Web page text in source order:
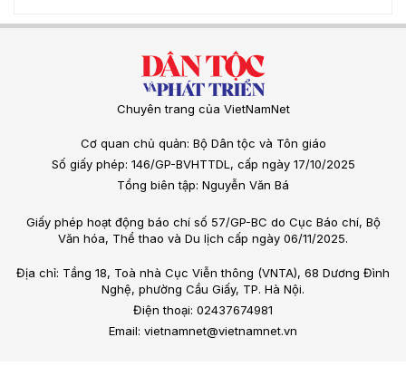
Chuyên trang của VietNamNet
Cơ quan chủ quản: Bộ Dân tộc và Tôn giáo
Số giấy phép: 146/GP-BVHTTDL, cấp ngày 17/10/2025
Tổng biên tập: Nguyễn Văn Bá
Giấy phép hoạt động báo chí số 57/GP-BC do Cục Báo chí, Bộ
Văn hóa, Thể thao và Du lịch cấp ngày 06/11/2025.
Địa chỉ: Tầng 18, Toà nhà Cục Viễn thông (VNTA), 68 Dương Đình
Nghệ, phường Cầu Giấy, TP. Hà Nội.
Điện thoại: 02437674981
Email: vietnamnet@vietnamnet.vn